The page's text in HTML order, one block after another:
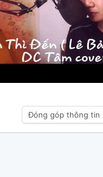
Đóng góp thông tin